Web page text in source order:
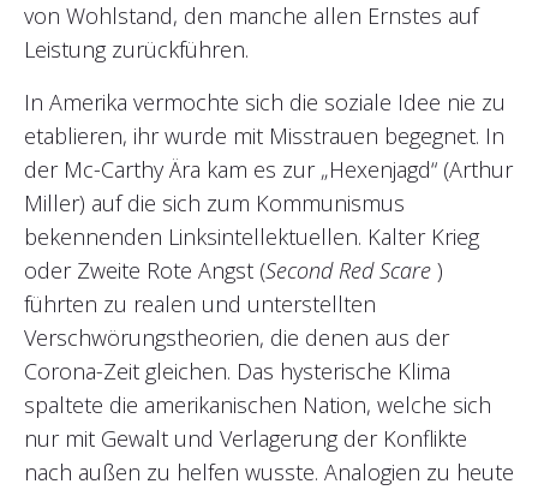
von Wohlstand, den manche allen Ernstes auf
Leistung zurückführen.
In Amerika vermochte sich die soziale Idee nie zu
etablieren, ihr wurde mit Misstrauen begegnet. In
der Mc-Carthy Ära kam es zur „Hexenjagd“ (Arthur
Miller) auf die sich zum Kommunismus
bekennenden Linksintellektuellen. Kalter Krieg
oder Zweite Rote Angst (Second Red Scare )
führten zu realen und unterstellten
Verschwörungstheorien, die denen aus der
Corona-Zeit gleichen. Das hysterische Klima
spaltete die amerikanischen Nation, welche sich
nur mit Gewalt und Verlagerung der Konflikte
nach außen zu helfen wusste. Analogien zu heute